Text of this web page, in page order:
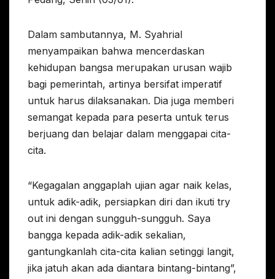
Dalam sambutannya, M. Syahrial
menyampaikan bahwa mencerdaskan
kehidupan bangsa merupakan urusan wajib
bagi pemerintah, artinya bersifat imperatif
untuk harus dilaksanakan. Dia juga memberi
semangat kepada para peserta untuk terus
berjuang dan belajar dalam menggapai cita-
cita.
“Kegagalan anggaplah ujian agar naik kelas,
untuk adik-adik, persiapkan diri dan ikuti try
out ini dengan sungguh-sungguh. Saya
bangga kepada adik-adik sekalian,
gantungkanlah cita-cita kalian setinggi langit,
jika jatuh akan ada diantara bintang-bintang”,